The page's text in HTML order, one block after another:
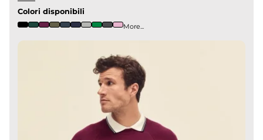
Colori disponibili
More...